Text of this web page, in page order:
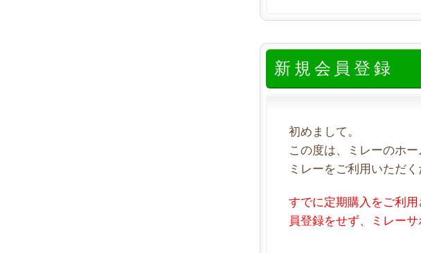
新規会員登録
初めまして。
この度は、ミレーのホ
ミレーをご利用いただ
すでに定期購入をご利
員登録をせず、ミレー